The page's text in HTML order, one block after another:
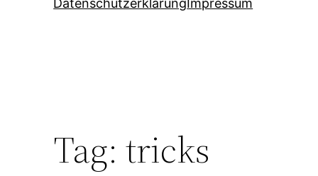
Datenschutzerklärung Impressum
Tag:tricks